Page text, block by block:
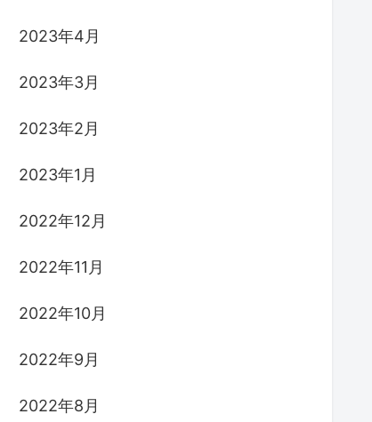
2023年4月
2023年3月
2023年2月
2023年1月
2022年12月
2022年11月
2022年10月
2022年9月
2022年8月